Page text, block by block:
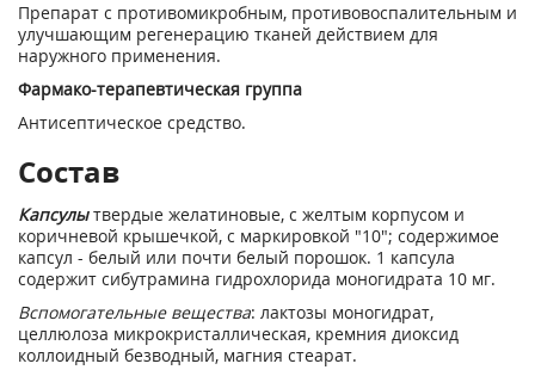
Препарат с противомикробным, противовоспалительным и
улучшающим регенерацию тканей действием для
наружного применения.
Фармако-терапевтическая группа
Антисептическое средство.
Состав
Капсулытвердые желатиновые, с желтым корпусом и
коричневой крышечкой, с маркировкой "10"; содержимое
капсул - белый или почти белый порошок. 1 капсула
содержит сибутрамина гидрохлорида моногидрата 10 мг.
Вспомогательные вещества: лактозы моногидрат,
целлюлоза микрокристаллическая, кремния диоксид
коллоидный безводный, магния стеарат.